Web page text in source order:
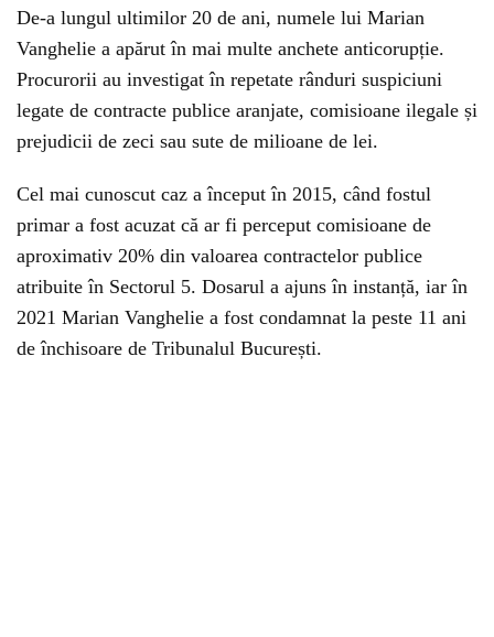
De-a lungul ultimilor 20 de ani, numele lui Marian
Vanghelie a apărut în mai multe anchete anticorupție.
Procurorii au investigat în repetate rânduri suspiciuni
legate de contracte publice aranjate, comisioane ilegale și
prejudicii de zeci sau sute de milioane de lei.
Cel mai cunoscut caz a început în 2015, când fostul
primar a fost acuzat că ar fi perceput comisioane de
aproximativ 20% din valoarea contractelor publice
atribuite în Sectorul 5. Dosarul a ajuns în instanță, iar în
2021 Marian Vanghelie a fost condamnat la peste 11 ani
de închisoare de Tribunalul București.